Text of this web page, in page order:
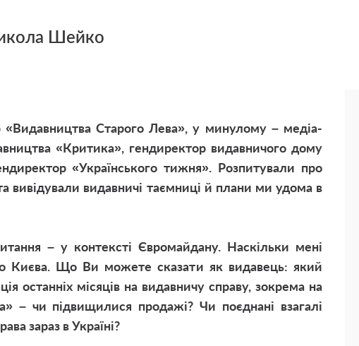
Шейко
Старого Лева», у минулому – медіа-
«Критика», гендиректор видавничого дому
«Українського тижня». Розпитували про
вивідували видавничі таємниці й плани ми удома в
– у контексті Євромайдану. Наскільки мені
Києва. Що Ви можете сказати як видавець: який
останніх місяців на видавничу справу, зокрема на
– чи підвищилися продажі? Чи поєднані взагалі
зараз в Україні?